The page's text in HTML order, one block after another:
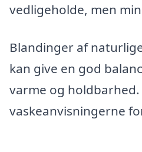
vedligeholde, men
Blandinger af
kan give en god
varme og holdbarhed.
vaskeanvisningerne